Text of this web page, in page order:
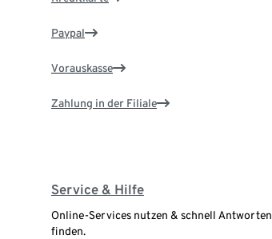
Paypal
Vorauskasse
Zahlung in der Filiale
Service & Hilfe
Online-Services nutzen & schnell Antworten
finden.